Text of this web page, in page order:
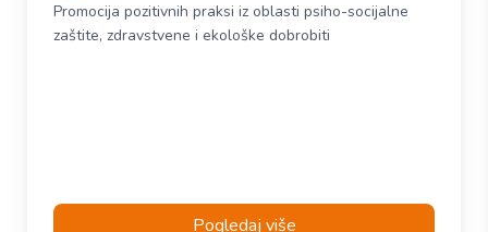
Promocija pozitivnih praksi iz oblasti psiho-socijalne
zaštite, zdravstvene i ekološke dobrobiti
Pogledaj više